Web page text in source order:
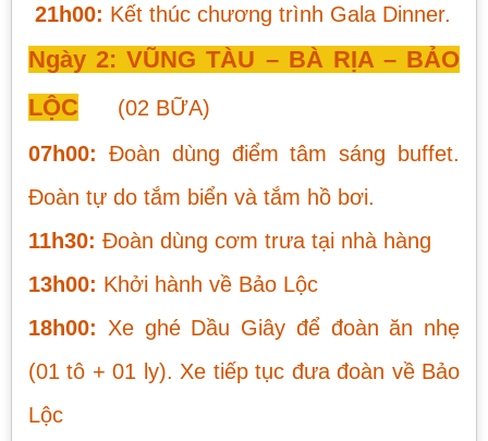
21h00: Kết thúc chương trình Gala Dinner.
Ngày 2: VŨNG TÀU – BÀ RỊA – BẢO
LỘC
(02 BỮA)
07h00: Đoàn dùng điểm tâm sáng buffet.
Đoàn tự do tắm biển và tắm hồ bơi.
11h30: Đoàn dùng cơm trưa tại nhà hàng
13h00: Khởi hành về Bảo Lộc
18h00: Xe ghé Dầu Giây để đoàn ăn nhẹ
(01 tô + 01 ly). Xe tiếp tục đưa đoàn về Bảo
Lộc